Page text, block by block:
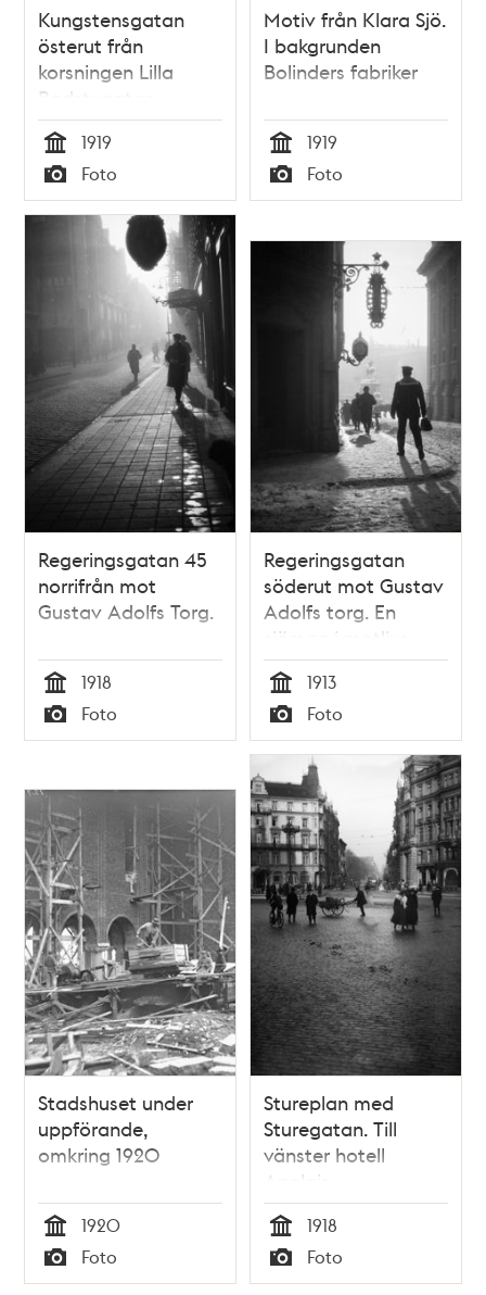
Kungstensgatan
österut från
korsningen Lilla
Badstugatan.
Engelbrektskyrkan i
bakgrunden
Tid
1919
Typ
Foto
Motiv från Klara Sjö.
I bakgrunden
Bolinders fabriker
Tid
1919
Typ
Foto
Regeringsgatan 45
norrifrån mot
Gustav Adolfs Torg.
Tid
1918
Typ
Foto
Regeringsgatan
söderut mot Gustav
Adolfs torg. En
sjöman i motljus.
Tid
1913
Typ
Foto
Stadshuset under
uppförande,
omkring 1920
Tid
1920
Typ
Foto
Stureplan med
Sturegatan. Till
vänster hotell
Anglais.
Tid
1918
Typ
Foto